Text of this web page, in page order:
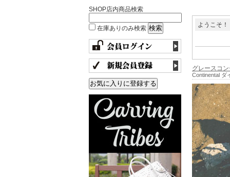
SHOP店内商品検索
在庫ありのみ検索 ようこそ
グレースコ
Continental ダ